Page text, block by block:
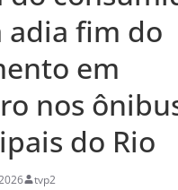
adia fim do
em
nos
do Rio
tvp2